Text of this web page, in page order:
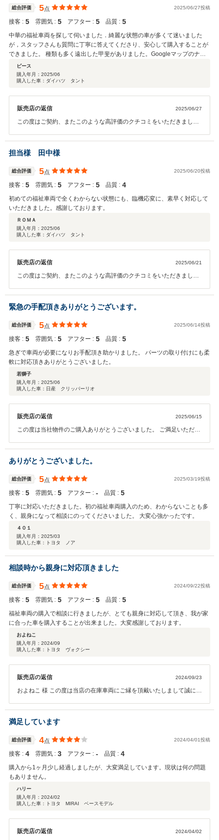
い。 お待ちしております。
総合評価 5点 2025/06/27投稿
接客 : 5 雰囲気 : 5 アフター : 5 品質 : 5
中華の福祉車両を探して伺いました．綺麗な状態の車が多くて迷いました
が，スタッフさんも質問に丁寧に答えてくださり、安心して購入することが
できました。 種類も多く遠出した甲斐がありました。Googleマップのナビ
通りに行ったら路地裏に案内されてちょっと迷いましたがそれも含めて良い
思い出です。おすすめのランチも聞いたら、教えてくれました。
ピース
購入年月： 2025/06
購入した車：ダイハツ タント
販売店の返信 2025/06/27
この度はご契約、またこのような高評価のクチコミをいただきまして
せていただきます。 また今後のメンテナンスや、次回お車をお買い求
めになる際もぜひお手伝いさせて頂ければ幸いです。何卒宜しくお願
担当様 田中様
総合評価 5点 2025/06/20投稿
接客 : 5 雰囲気 : 5 アフター : 5 品質 : 4
初めての福祉車両で全くわからない状態にも、臨機応変に、素早く対応して
いただきました。感謝しております。
ＲＯＭＡ
購入年月： 2025/06
購入した車：ダイハツ タント
販売店の返信 2025/06/21
この度はご契約、またこのような高評価のクチコミをいただきまして
をお買い求めになる際もぜひお手伝いさせて頂ければ幸いです。何卒
宜しくお願い致します。
緊急の手配頂きありがとうございます。
総合評価 5点 2025/06/14投稿
接客 : 5 雰囲気 : 5 アフター : 5 品質 : 5
急ぎで車両が必要になりお手配頂き助かりました。 パーツの取り付けにも柔
軟に対応頂きありがとうございました。
若獅子
購入年月： 2025/06
購入した車：日産 クリッパーリオ
販売店の返信 2025/06/15
この度は当社物件のご購入ありがとうございました。 ご満足いただけ
にご連絡ください。
ありがとうございました。
総合評価 5点 2025/03/19投稿
接客 : 5 雰囲気 : 5 アフター : ‐ 品質 : 5
丁寧に対応いただきました。初の福祉車両購入のため、わからないことも多
く、親身になって相談にのってくださいました。 大変心強かったです。
４０１
購入年月： 2025/03
購入した車：トヨタ ノア
相談時から親身に対応頂きました
総合評価 5点 2024/09/22投稿
接客 : 5 雰囲気 : 5 アフター : 5 品質 : 5
福祉車両の購入で相談に行きましたが、とても親身に対応して頂き、我が家
に合った車を購入することが出来ました。大変感謝しております。
およねこ
購入年月： 2024/09
購入した車：トヨタ ヴォクシー
販売店の返信 2024/09/23
およねこ 様 この度は当店の在庫車両にご縁を頂戴いたしまして誠にあ
頂きました事、重ねて御礼申し上げます。 福祉車両の購入は初めてと
の事で、お手伝いをさせて頂きましたが、今後ともお車を通じた末永
いお付き合いの程、どうぞよろしくお願いいたします。
満足しています
総合評価 4点 2024/04/01投稿
接客 : 4 雰囲気 : 3 アフター : ‐ 品質 : 4
購入から1ヶ月少し経過しましたが、大変満足しています。現状は何の問題
もありません。
ハリー
購入年月： 2024/02
購入した車：トヨタ MIRAI ベースモデル
販売店の返信 2024/04/02